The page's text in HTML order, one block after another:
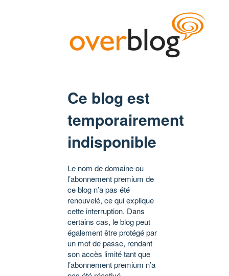
Ce blog est
temporairement
indisponible
Le nom de domaine ou
l’abonnement premium de
ce blog n’a pas été
renouvelé, ce qui explique
cette interruption. Dans
certains cas, le blog peut
également être protégé par
un mot de passe, rendant
son accès limité tant que
l’abonnement premium n’a